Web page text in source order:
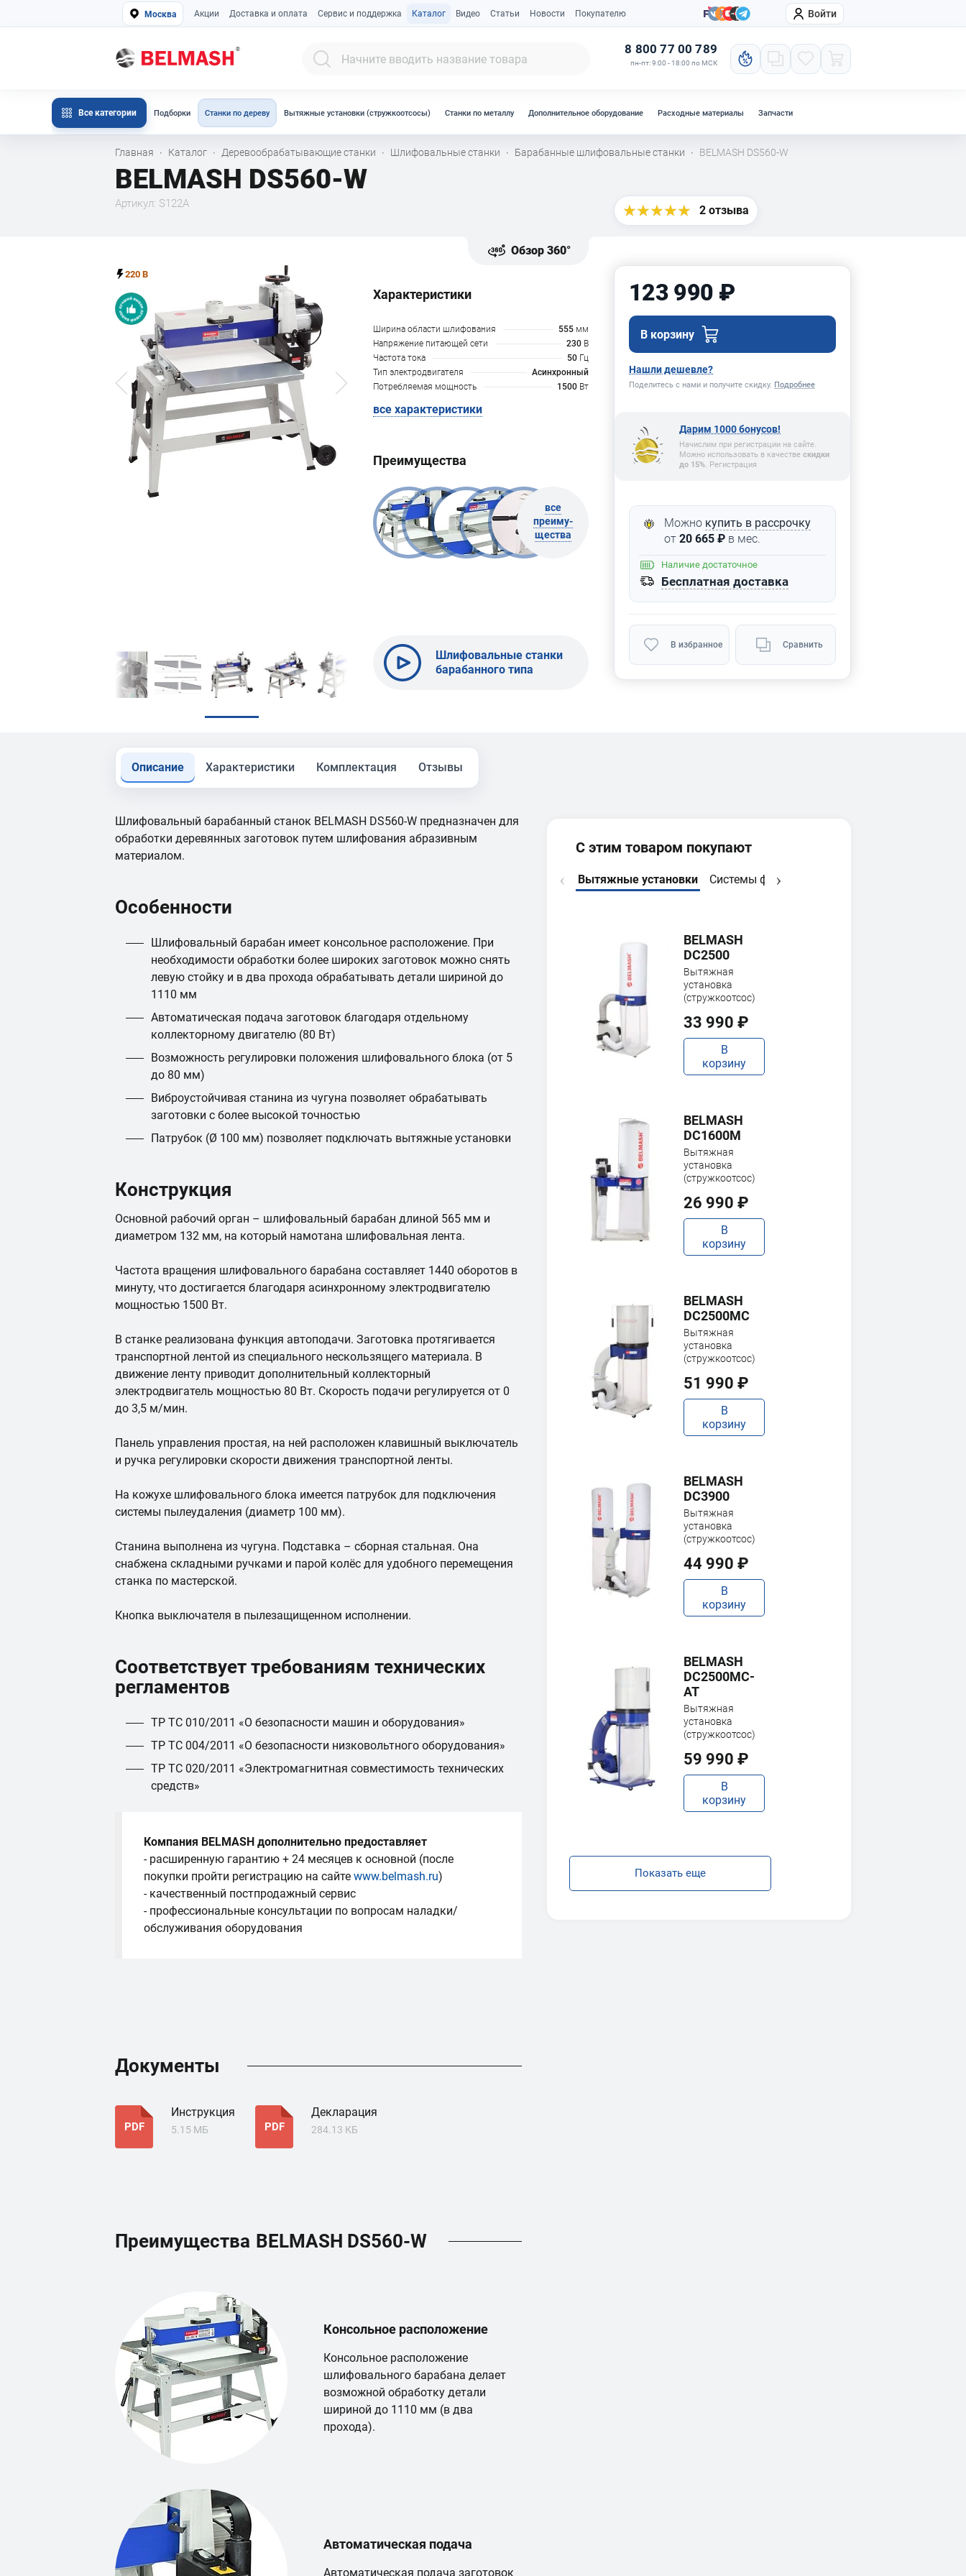
Москва Акции Доставка и оплата Сервис и поддержка Каталог Видео Статьи Новости Покупателю Компания Войти
8 800 77 00 789
пн-пт: 9:00 - 18:00 по МСК
Все категории Подборки Станки по дереву Вытяжные установки (стружкоотсосы) Станки по металлу Дополнительное оборудование Расходные материалы Запчасти
Главная · Каталог · Деревообрабатывающие станки · Шлифовальные станки · Барабанные шлифовальные станки · BELMASH DS560-W
BELMASH DS560-W
Артикул: S122A 2 отзыва
Обзор 360°
220 В
Характеристики
Ширина области шлифования 555 мм
Напряжение питающей сети
230 В
Частота тока
50 Гц
Тип электродвигателя
Асинхронный
Потребляемая мощность
1500 Вт
все характеристики
Преимущества
все
преиму-
щества
Шлифовальные станки
барабанного типа
123 990 ₽
В корзину
Нашли дешевле?
Поделитесь с нами и получите скидку. Подробнее
Дарим 1000 бонусов!
Начислим при регистрации на сайте.
Можно использовать в качестве скидки
до 15%. Регистрация
Можно купить в рассрочку
от 20 665 ₽ в мес.
Наличие достаточное
Бесплатная доставка
В избранное Сравнить
Описание Характеристики Комплектация Отзывы
Шлифовальный барабанный станок BELMASH DS560-W предназначен для
обработки деревянных заготовок путем шлифования абразивным
материалом.
Особенности
Шлифовальный барабан имеет консольное расположение. При
необходимости обработки более широких заготовок можно снять
левую стойку и в два прохода обрабатывать детали шириной до
1110 мм
Автоматическая подача заготовок благодаря отдельному
коллекторному двигателю (80 Вт)
Возможность регулировки положения шлифовального блока (от 5
до 80 мм)
Виброустойчивая станина из чугуна позволяет обрабатывать
заготовки с более высокой точностью
Патрубок (Ø 100 мм) позволяет подключать вытяжные установки
Конструкция
Основной рабочий орган – шлифовальный барабан длиной 565 мм и
диаметром 132 мм, на который намотана шлифовальная лента.
Частота вращения шлифовального барабана составляет 1440 оборотов в
минуту, что достигается благодаря асинхронному электродвигателю
мощностью 1500 Вт.
В станке реализована функция автоподачи. Заготовка протягивается
транспортной лентой из специального нескользящего материала. В
движение ленту приводит дополнительный коллекторный
электродвигатель мощностью 80 Вт. Скорость подачи регулируется от 0
до 3,5 м/мин.
Панель управления простая, на ней расположен клавишный выключатель
и ручка регулировки скорости движения транспортной ленты.
На кожухе шлифовального блока имеется патрубок для подключения
системы пылеудаления (диаметр 100 мм).
Станина выполнена из чугуна. Подставка – сборная стальная. Она
снабжена складными ручками и парой колёс для удобного перемещения
станка по мастерской.
Кнопка выключателя в пылезащищенном исполнении.
Соответствует требованиям технических
регламентов
ТР ТС 010/2011 «О безопасности машин и оборудования»
ТР ТС 004/2011 «О безопасности низковольтного оборудования»
ТР ТС 020/2011 «Электромагнитная совместимость технических
средств»
Компания BELMASH дополнительно предоставляет
- расширенную гарантию + 24 месяцев к основной (после
покупки пройти регистрацию на сайте www.belmash.ru)
- качественный постпродажный сервис
- профессиональные консультации по вопросам наладки/
обслуживания оборудования
Документы
PDF
Инструкция
5.15 МБ PDF
Декларация
284.13 КБ
Преимущества BELMASH DS560-W
Консольное расположение
Консольное расположение
шлифовального барабана делает
возможной обработку детали
шириной до 1110 мм (в два
прохода).
Автоматическая подача
Автоматическая подача заготовок
С этим товаром покупают
Вытяжные установки Системы фильтрации
BELMASH
DC2500
Вытяжная
установка
(стружкоотсос)
33 990 ₽
В
корзину
BELMASH
DC1600M
Вытяжная
установка
(стружкоотсос)
26 990 ₽
В
корзину
BELMASH
DC2500MC
Вытяжная
установка
(стружкоотсос)
51 990 ₽
В
корзину
BELMASH
DC3900
Вытяжная
установка
(стружкоотсос)
44 990 ₽
В
корзину
BELMASH
DC2500MC-
AT
Вытяжная
установка
(стружкоотсос)
59 990 ₽
В
корзину
Показать еще